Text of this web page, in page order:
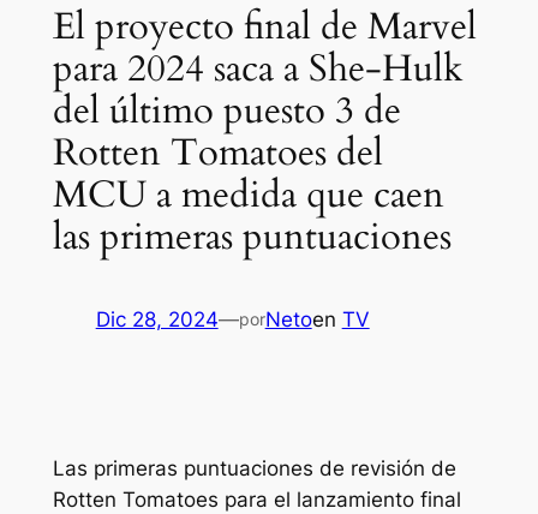
El proyecto final de Marvel
para 2024 saca a She-Hulk
del último puesto 3 de
Rotten Tomatoes del
MCU a medida que caen
las primeras puntuaciones
Dic 28, 2024—porNetoen TV
Las primeras puntuaciones de revisión de
Rotten Tomatoes para el lanzamiento final